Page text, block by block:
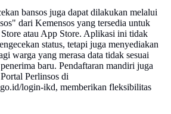
bansos juga dapat dilakukan melalui
dari Kemensos yang tersedia untuk
atau App Store. Aplikasi ini tidak
status, tetapi juga menyediakan
warga yang merasa data tidak sesuai
baru. Pendaftaran mandiri juga
Perlinsos di
login-ikd, memberikan fleksibilitas